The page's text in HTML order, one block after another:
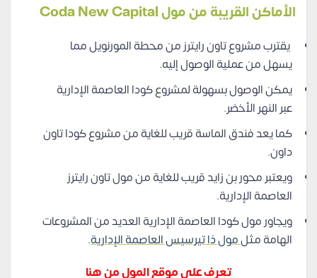
الأماكن القريبة من مول Coda New Capital
يقترب مشروع تاون رايترز من محطة المورنويل مما
يسهل من عملية الوصول إليه.
يمكن الوصول بسهولة لمشروع كودا العاصمة الإدارية
عبر النهر الأخضر.
كما يعد فندق الماسة قريب للغاية من مشروع كودا تاون
داون.
ويعتبر محور بن زايد قريب للغاية من مول تاون رايترز
العاصمة الإدارية.
ويجاور مول كودا العاصمة الإدارية العديد من المشروعات
الهامة مثلمول ذا تيرسيس العاصمة الإدارية.
تعرف على موقع المول من هنا